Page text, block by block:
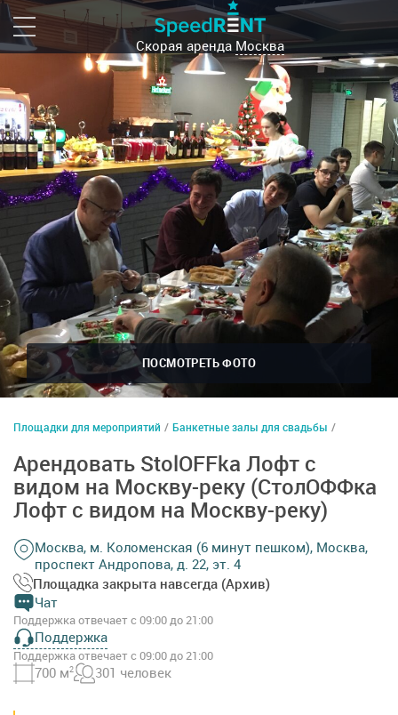
Скорая аренда Москва
ПОСМОТРЕТЬ ФОТО
Площадки для мероприятий / Банкетные залы для свадьбы /
Арендовать StolOFFka Лофт с
видом на Москву-реку (СтолОФФка
Лофт с видом на Москву-реку)
Москва, м. Коломенская (6 минут пешком), Москва,
проспект Андропова, д. 22, эт. 4
Площадка закрыта навсегда (Архив)
Чат
Поддержка отвечает с 09:00 до 21:00
Поддержка
Поддержка отвечает с 09:00 до 21:00
700 м2 301 человек